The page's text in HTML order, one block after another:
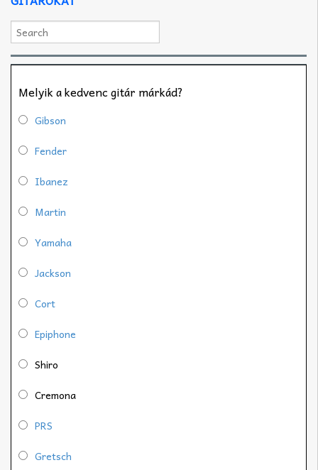
Melyik a kedvenc gitár márkád?
Gibson
Fender
Ibanez
Martin
Yamaha
Jackson
Cort
Epiphone
Shiro
Cremona
PRS
Gretsch